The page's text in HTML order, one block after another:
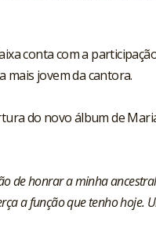
conta com a
mais jovem da cantora.
do novo álbum de
de honrar a minha
a função que tenho hoje.